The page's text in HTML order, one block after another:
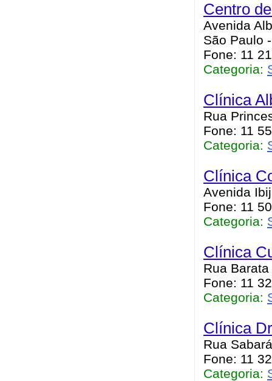
Centro
Avenida
São Paulo
Fone: 11
Categoria:
Clínica
Rua
Fone: 11
Categoria:
Clínica
Avenida
Fone: 11
Categoria:
Clínica
Rua
Fone: 11
Categoria:
Clínica
Rua
Fone: 11
Categoria: